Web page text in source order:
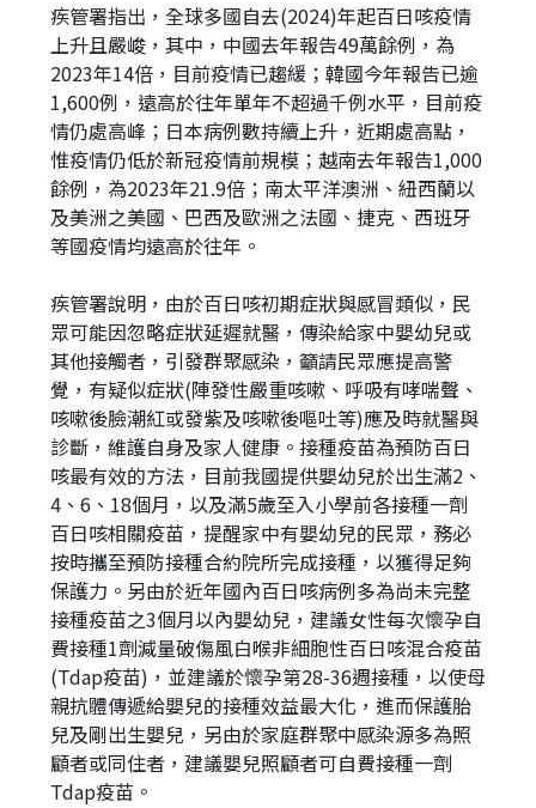
疾管署指出，全球多國自去(2024)年起百日咳疫情
上升且嚴峻，其中，中國去年報告49萬餘例，為
2023年14倍，目前疫情已趨緩；韓國今年報告已逾
1,600例，遠高於往年單年不超過千例水平，目前疫
情仍處高峰；日本病例數持續上升，近期處高點，
惟疫情仍低於新冠疫情前規模；越南去年報告1,000
餘例，為2023年21.9倍；南太平洋澳洲、紐西蘭以
及美洲之美國、巴西及歐洲之法國、捷克、西班牙
等國疫情均遠高於往年。
疾管署說明，由於百日咳初期症狀與感冒類似，民
眾可能因忽略症狀延遲就醫，傳染給家中嬰幼兒或
其他接觸者，引發群聚感染，籲請民眾應提高警
覺，有疑似症狀(陣發性嚴重咳嗽、呼吸有哮喘聲、
咳嗽後臉潮紅或發紫及咳嗽後嘔吐等)應及時就醫與
診斷，維護自身及家人健康。接種疫苗為預防百日
咳最有效的方法，目前我國提供嬰幼兒於出生滿2、
4、6、18個月，以及滿5歲至入小學前各接種一劑
百日咳相關疫苗，提醒家中有嬰幼兒的民眾，務必
按時攜至預防接種合約院所完成接種，以獲得足夠
保護力。另由於近年國內百日咳病例多為尚未完整
接種疫苗之3個月以內嬰幼兒，建議女性每次懷孕自
費接種1劑減量破傷風白喉非細胞性百日咳混合疫苗
(Tdap疫苗)，並建議於懷孕第28-36週接種，以使母
親抗體傳遞給嬰兒的接種效益最大化，進而保護胎
兒及剛出生嬰兒，另由於家庭群聚中感染源多為照
顧者或同住者，建議嬰兒照顧者可自費接種一劑
Tdap疫苗。